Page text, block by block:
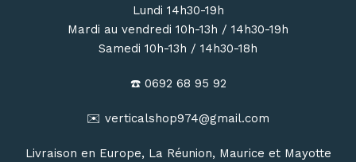
Lundi 14h30-19h
Mardi au vendredi 10h-13h / 14h30-19h
Samedi 10h-13h / 14h30-18h
☎️ 0692 68 95 92
✉️ verticalshop974@gmail.com
Livraison en Europe, La Réunion, Maurice et Mayotte